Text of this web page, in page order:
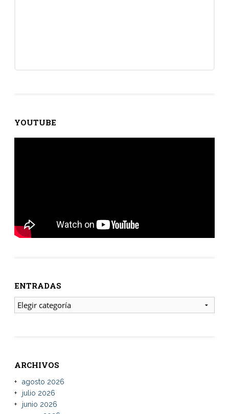
YOUTUBE
ENTRADAS
ENTRADAS
ARCHIVOS
agosto 2026
julio 2026
junio 2026